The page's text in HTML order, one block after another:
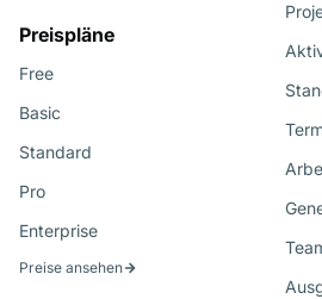
Preispläne
Free
Basic
Standard
Pro
Enterprise
Preise ansehen